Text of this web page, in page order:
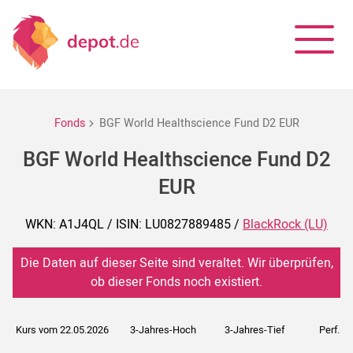
Fonds BGF World Healthscience Fund D2 EUR
BGF World Healthscience Fund D2
EUR
WKN: A1J4QL / ISIN: LU0827889485 / BlackRock (LU)
Die Daten auf dieser Seite sind veraltet. Wir überprüfen,
ob dieser Fonds noch existiert.
Kurs vom 22.05.2026 3-Jahres-Hoch 3-Jahres-Tief Perf. 5J